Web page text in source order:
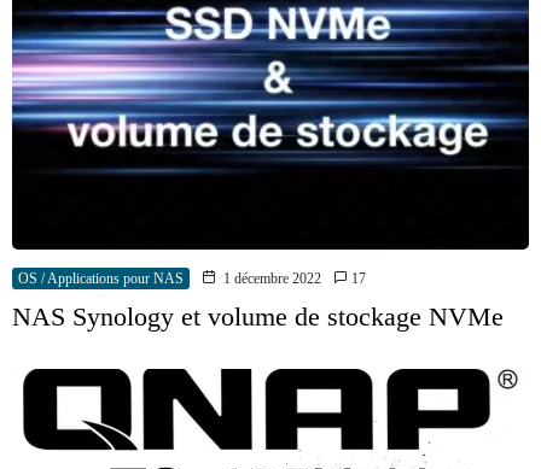
OS / Applications pour NAS 1 décembre 2022 17
NAS Synology et volume de stockage NVMe